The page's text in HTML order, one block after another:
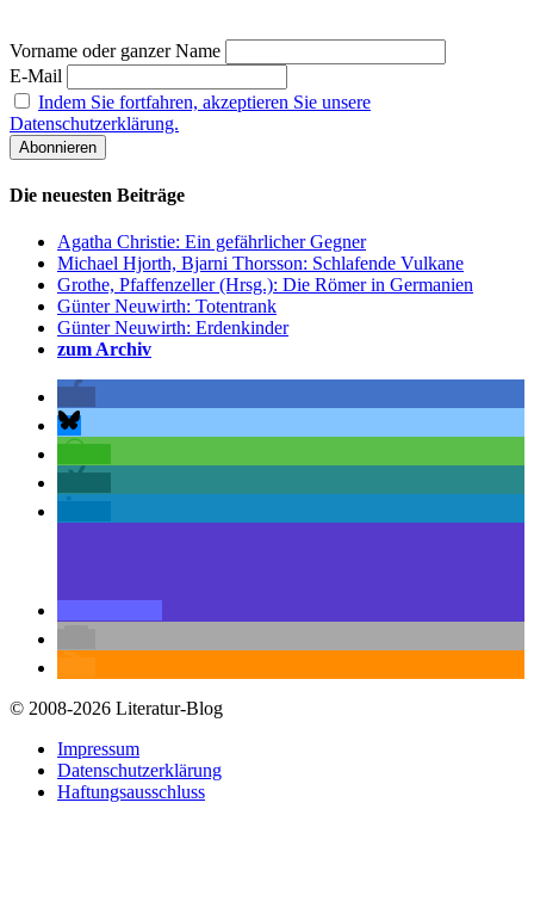
Vorname oder ganzer Name
E-Mail
Indem Sie fortfahren, akzeptieren Sie unsere
Datenschutzerklärung.
Die neuesten Beiträge
Agatha Christie: Ein gefährlicher Gegner
Michael Hjorth, Bjarni Thorsson: Schlafende Vulkane
Grothe, Pfaffenzeller (Hrsg.): Die Römer in Germanien
Günter Neuwirth: Totentrank
Günter Neuwirth: Erdenkinder
zum Archiv
© 2008-2026 Literatur-Blog
Impressum
Datenschutzerklärung
Haftungsausschluss